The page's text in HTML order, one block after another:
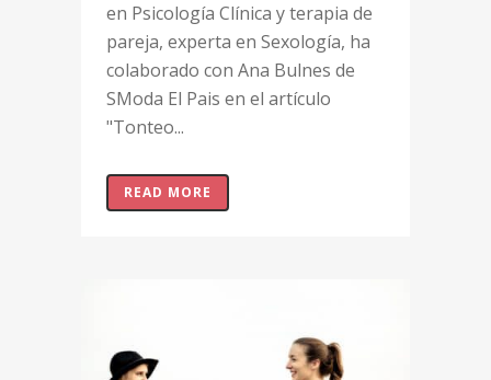
en Psicología Clínica y terapia de
pareja, experta en Sexología, ha
colaborado con Ana Bulnes de
SModa El Pais en el artículo
"Tonteo...
READ MORE